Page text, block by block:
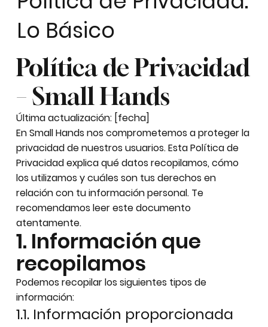
Lo Básico
Política de Privacidad
– Small Hands
Última actualización: [fecha]
En Small Hands nos comprometemos a proteger la
privacidad de nuestros usuarios. Esta Política de
Privacidad explica qué datos recopilamos, cómo
los utilizamos y cuáles son tus derechos en
relación con tu información personal. Te
recomendamos leer este documento
atentamente.
1. Información que
recopilamos
Podemos recopilar los siguientes tipos de
información:
1.1. Información proporcionada